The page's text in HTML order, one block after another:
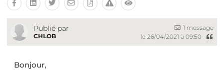
Publié par
CHLOB
1 message
le 26/04/2021 à 09:50
Bonjour,